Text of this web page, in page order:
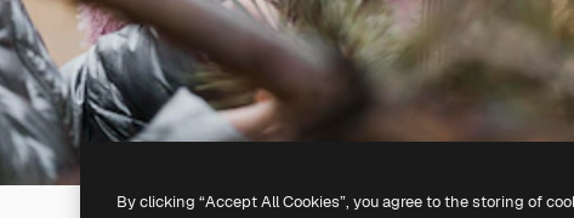
By clicking “Accept All Cookies”, you agree to the storing of